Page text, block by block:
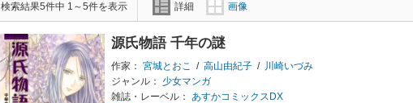
検索結果5件中 1～5件を表示 詳細 画像
源氏物語 千年の謎
作家： 宮城とおこ / 高山由紀子 /
川崎いづみ
ジャンル：
少女マンガ
雑誌・レーベル： あすかコミックスDX